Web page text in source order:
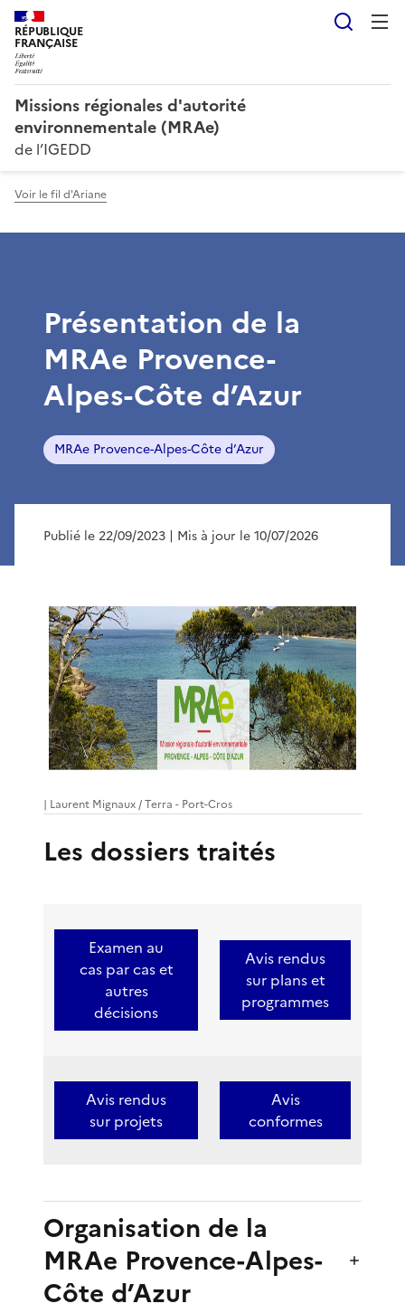
RÉPUBLIQUE
FRANÇAISE
Missions régionales d'autorité
environnementale (MRAe)
de l’IGEDD
Voir le fil d'Ariane
Présentation de la
MRAe Provence-
Alpes-Côte d’Azur
MRAe Provence-Alpes-Côte d’Azur
Publié le 22/09/2023 | Mis à jour le 10/07/2026
| Laurent Mignaux / Terra - Port-Cros
Les dossiers traités
Examen au
cas par cas et
autres
décisions
Avis rendus
sur plans et
programmes
Avis rendus
sur projets
Avis
conformes
Organisation de la
MRAe Provence-Alpes-
Côte d’Azur